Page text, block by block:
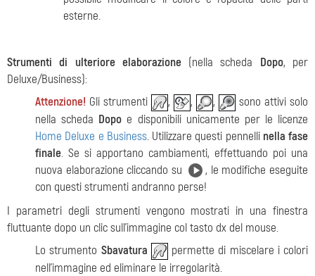
esterne.
Strumenti di ulteriore elaborazione(nella scheda Dopo, per
Deluxe/Business):
Attenzione! Gli strumenti , , ,
sono attivi solo
nella scheda Dopo e disponibili unicamente per le licenze
Home Deluxe e Business. Utilizzare questi pennelli nella fase
finale. Se si apportano cambiamenti, effettuando poi una
nuova elaborazione cliccando su
, le modifiche eseguite
con questi strumenti andranno perse!
I parametri degli strumenti vengono mostrati in una finestra
fluttuante dopo un clic sull'immagine col tasto dx del mouse.
Lo strumento Sbavatura
permette di miscelare i colori
nell'immagine ed eliminare le irregolarità.